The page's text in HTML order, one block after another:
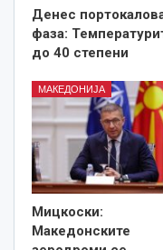
Денес
фаза:
до 40 степени
МАКЕДОНИЈА
Мицкоски:
Македонските